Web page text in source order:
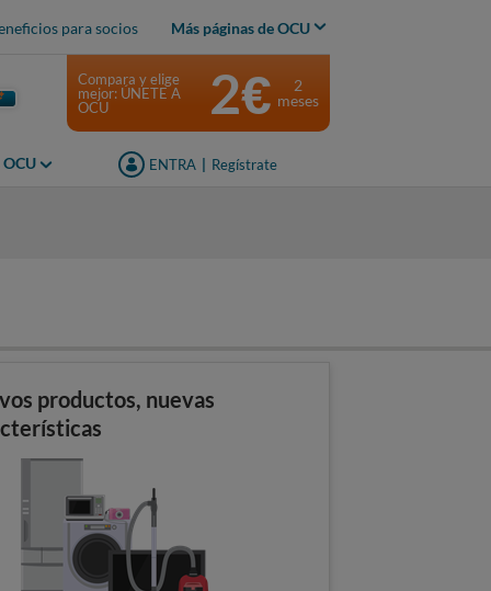
para socios Más páginas de OCU
ENTRA Regístrate
Compara y elige
mejor: ÚNETE A
OCU
2€
2
meses
productos, nuevas